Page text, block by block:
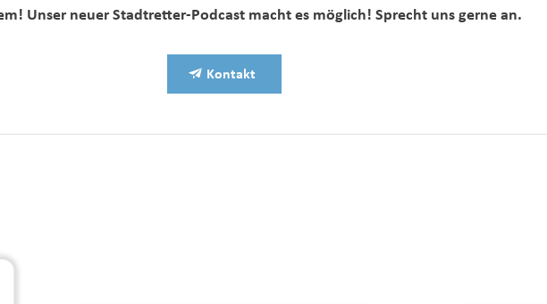
Unser neuer Stadtretter-Podcast macht es möglich! Sprecht uns gerne an.
Kontakt